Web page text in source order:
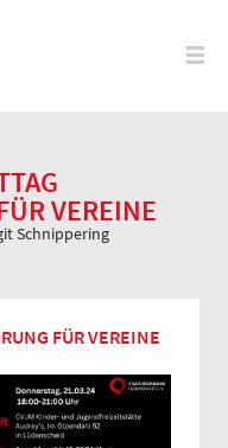
VEREINE
Schnippering
FÜR VEREINE